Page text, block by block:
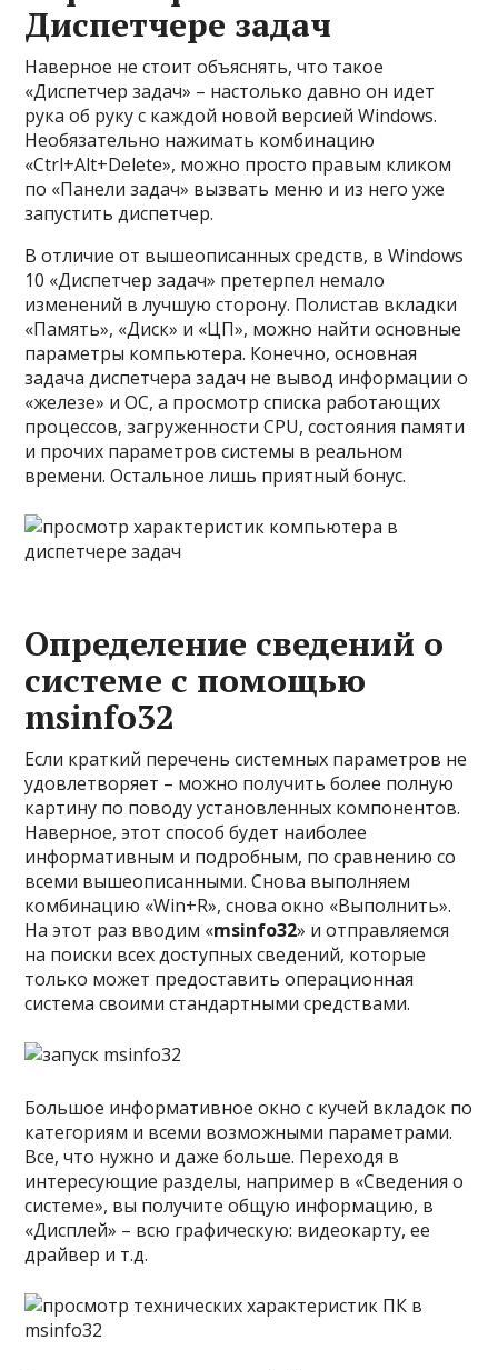
Диспетчере задач
Наверное не стоит объяснять, что такое
«Диспетчер задач» – настолько давно он идет
рука об руку с каждой новой версией Windows.
Необязательно нажимать комбинацию
«Ctrl+Alt+Delete», можно просто правым кликом
по «Панели задач» вызвать меню и из него уже
запустить диспетчер.
В отличие от вышеописанных средств, в Windows
10 «Диспетчер задач» претерпел немало
изменений в лучшую сторону. Полистав вкладки
«Память», «Диск» и «ЦП», можно найти основные
параметры компьютера. Конечно, основная
задача диспетчера задач не вывод информации о
«железе» и ОС, а просмотр списка работающих
процессов, загруженности CPU, состояния памяти
и прочих параметров системы в реальном
времени. Остальное лишь приятный бонус.
Определение сведений о
системе с помощью
msinfo32
Если краткий перечень системных параметров не
удовлетворяет – можно получить более полную
картину по поводу установленных компонентов.
Наверное, этот способ будет наиболее
информативным и подробным, по сравнению со
всеми вышеописанными. Снова выполняем
комбинацию «Win+R», снова окно «Выполнить».
На этот раз вводим «msinfo32» и отправляемся
на поиски всех доступных сведений, которые
только может предоставить операционная
система своими стандартными средствами.
Большое информативное окно с кучей вкладок по
категориям и всеми возможными параметрами.
Все, что нужно и даже больше. Переходя в
интересующие разделы, например в «Сведения о
системе», вы получите общую информацию, в
«Дисплей» – всю графическую: видеокарту, ее
драйвер и т.д.